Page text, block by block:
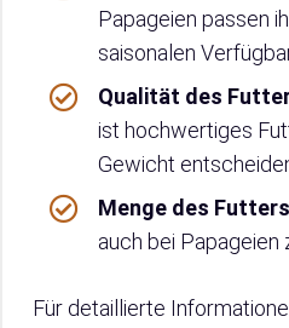
Papageien passen
saisonalen
Qualität des
ist hochwertiges
Gewicht
Menge des Futters
auch bei Papageien
Für detaillierte